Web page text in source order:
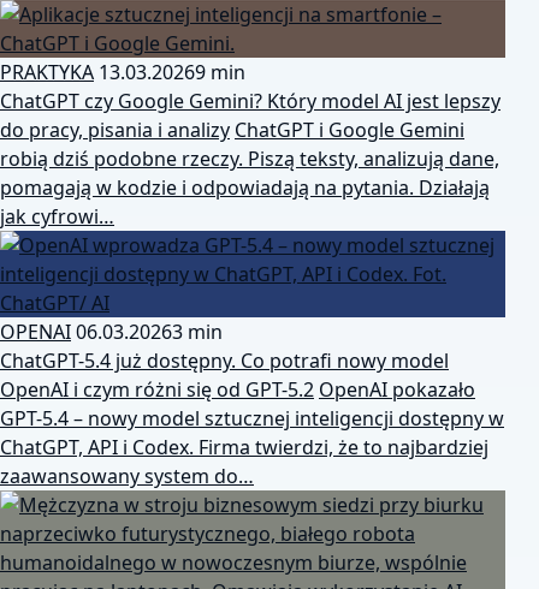
PRAKTYKA 13.03.20269 min
ChatGPT czy Google Gemini? Który model AI jest lepszy
do pracy, pisania i analizy ChatGPT i Google Gemini
robią dziś podobne rzeczy. Piszą teksty, analizują dane,
pomagają w kodzie i odpowiadają na pytania. Działają
jak cyfrowi…
OPENAI06.03.20263 min
ChatGPT-5.4 już dostępny. Co potrafi nowy model
OpenAI i czym różni się od GPT-5.2 OpenAI pokazało
GPT-5.4 – nowy model sztucznej inteligencji dostępny w
ChatGPT, API i Codex. Firma twierdzi, że to najbardziej
zaawansowany system do…